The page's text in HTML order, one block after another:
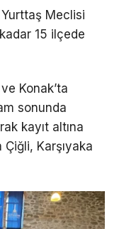
Meclisi
15 ilçede
Konak’ta
sonunda
kayıt altına
Çiğli, Karşıyaka